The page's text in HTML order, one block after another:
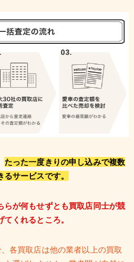
たった一度きりの申し込みで複数
サービスです。
らが何もせずとも買取店同士が競
くれるところ。
各買取店は他の業者以上の買取